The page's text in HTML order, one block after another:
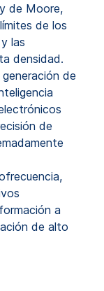
de Moore,
de los
las
densidad.
de
de
a
de alto